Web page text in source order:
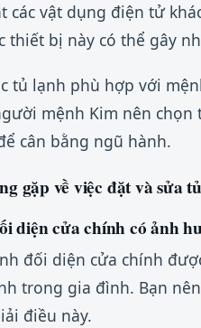
các vật dụng điện tử
thiết bị này có thể gây
tủ lạnh phù hợp với
mệnh Kim nên
cân bằng ngũ hành.
gặp về việc đặt và sửa
diện cửa chính có ảnh
đối diện cửa chính
trong gia đình. Bạn
điều này.